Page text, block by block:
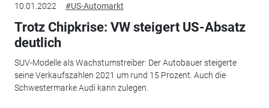
10.01.2022 #US-Automarkt
Trotz Chipkrise: VW steigert US-Absatz
deutlich
SUV-Modelle als Wachstumstreiber: Der Autobauer steigerte
seine Verkaufszahlen 2021 um rund 15 Prozent. Auch die
Schwestermarke Audi kann zulegen.